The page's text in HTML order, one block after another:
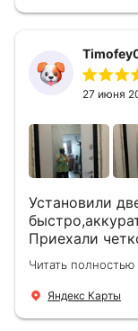
27 июня
Установили
Приехали
вежливые,деликатные
понравилось
Читать полностью
Яндекс Карты